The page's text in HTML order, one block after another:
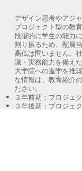
デザイン思考やアジ
プロジェクト型の教
段階的に学生の能力
割り振るため、配属
高低は問いません。
識・実務能力を備え
大学院への進学を推
な情報は、教育紹介
ださい。
３年前期：プロジェ
３年後期：プロジェ